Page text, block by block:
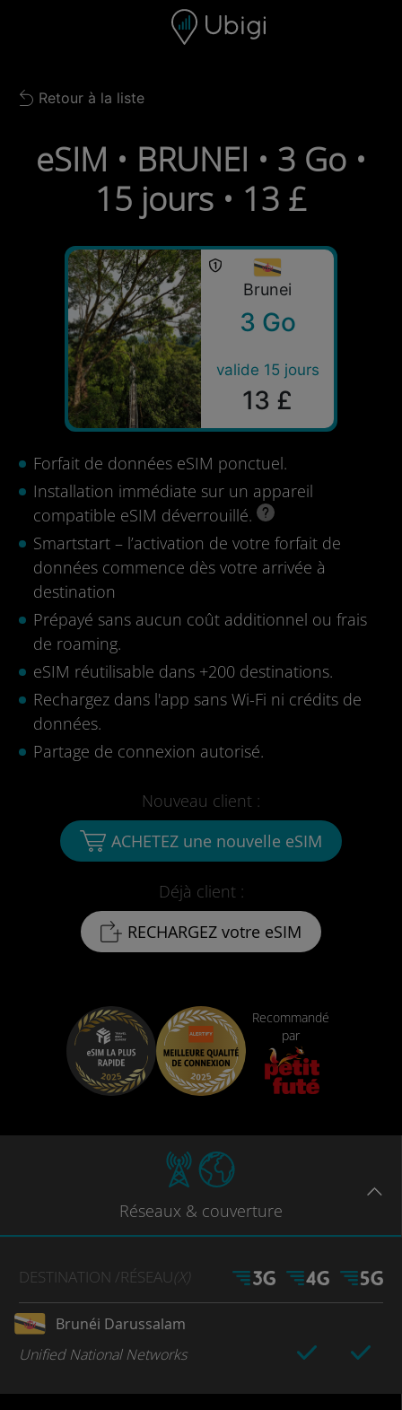
Barre de navigation Bas de page
Back to list
Retour à la liste
eSIM • BRUNEI • 3 Go •
15 jours • 13 £
Brunei
3 Go
valide 15 jours
13 £
Forfait de données eSIM ponctuel.
Installation immédiate sur un appareil
compatible eSIM déverrouillé.
Smartstart – l’activation de votre forfait de
données commence dès votre arrivée à
destination
Prépayé sans aucun coût additionnel ou frais
de roaming.
eSIM réutilisable dans +200 destinations.
Rechargez dans l'app sans Wi-Fi ni crédits de
données.
Partage de connexion autorisé.
Déjà client :
RECHARGEZ votre eSIM
Nouveau client :
ACHETEZ une nouvelle eSIM
Recommandé
par
Réseaux & couverture
DESTINATION /RÉSEAU(X)
Brunéi Darussalam
Unified National Networks